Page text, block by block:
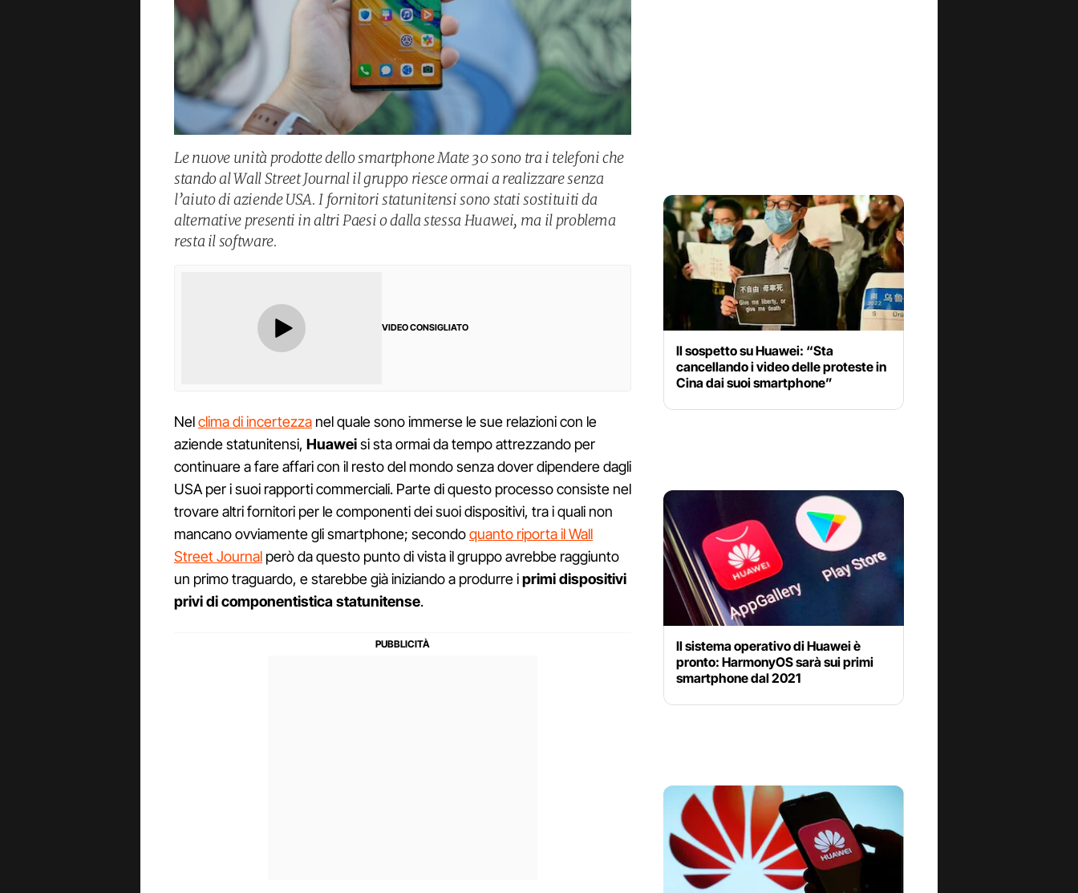
Le nuove unità prodotte dello smartphone Mate 30 sono tra i telefoni che
stando al Wall Street Journal il gruppo riesce ormai a realizzare senza
l’aiuto di aziende USA. I fornitori statunitensi sono stati sostituiti da
alternative presenti in altri Paesi o dalla stessa Huawei, ma il problema
resta il software.
VIDEO CONSIGLIATO
Nelclima di incertezza nel quale sono immerse le sue relazioni con le
aziende statunitensi, Huaweisi sta ormai da tempo attrezzando per
continuare a fare affari con il resto del mondo senza dover dipendere dagli
USA per i suoi rapporti commerciali. Parte di questo processo consiste nel
trovare altri fornitori per le componenti dei suoi dispositivi, tra i quali non
mancano ovviamente gli smartphone; secondoquanto riporta il Wall
Street Journal però da questo punto di vista il gruppo avrebbe raggiunto
un primo traguardo, e starebbe già iniziando a produrre iprimi dispositivi
privi di componentistica statunitense.
Il sospetto su Huawei: “Sta
cancellando i video delle proteste in
Cina dai suoi smartphone”
Il sistema operativo di Huawei è
pronto: HarmonyOS sarà sui primi
smartphone dal 2021